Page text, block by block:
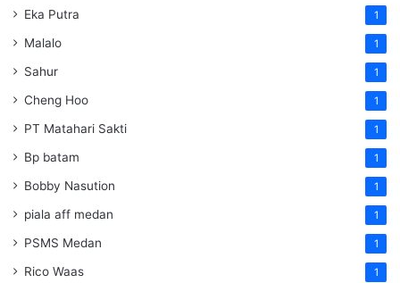
Eka Putra 1
Malalo 1
Sahur 1
Cheng Hoo 1
PT Matahari Sakti 1
Bp batam 1
Bobby Nasution 1
piala aff medan 1
PSMS Medan 1
Rico Waas 1